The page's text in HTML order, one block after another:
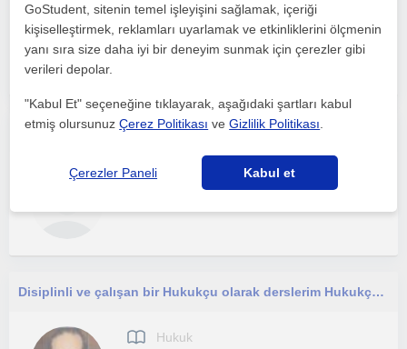
Hukuk
Çevrimiçi dersler
Hukuk
Disiplinli ve çalışan bir Hukukçu olarak derslerim Hukukçu olmak isteyenlere yöneliktir.
Hukuk
GoStudent, sitenin temel işleyişini sağlamak, içeriği
kişiselleştirmek, reklamları uyarlamak ve etkinliklerini ölçmenin
yanı sıra size daha iyi bir deneyim sunmak için çerezler gibi
verileri depolar.
"Kabul Et" seçeneğine tıklayarak, aşağıdaki şartları kabul
etmiş olursunuzÇerez Politikası veGizlilik Politikası
Çerezler Paneli Kabul et